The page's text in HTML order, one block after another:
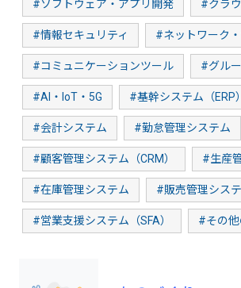
#ソフトウェア・アプリ開発 #クラ
#情報セキュリティ #ネットワーク
#コミュニケーションツール #グル
#AI・IoT・5G #基幹システム（ERP）
#会計システム #勤怠管理システム
#顧客管理システム（CRM） #生産
#在庫管理システム #販売管理シス
#営業支援システム（SFA） #その